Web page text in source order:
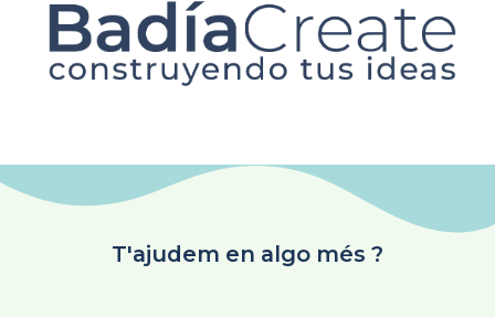
T'ajudem en algo més ?